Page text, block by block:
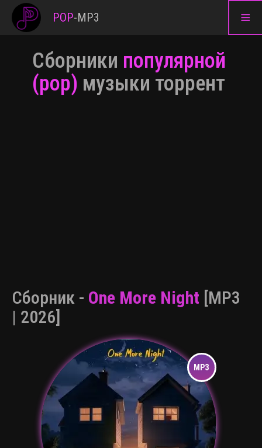
≡
POP-MP3
Сборники популярной
(pop) музыки торрент
Сборник - One More Night [MP3
| 2026]